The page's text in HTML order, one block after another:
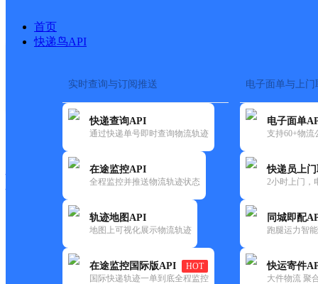
首页
快递鸟API
实时查询与订阅推送
快递查询API
通过快递单号即时查询物流轨迹
在途监控API
全程监控并推送物流轨迹状态
轨迹地图API
地图上可视化展示物流轨迹
在途监控国际版API
HOT
国际快递轨迹一单到底全程监控
电子面单与上门
电子面单
支持60+物流
快递员上
2小时上门，
同城即配
跑腿运力智
快运寄件
大件物流 聚
快运大全 快递时效
韵达
广西梧州公司河东分部